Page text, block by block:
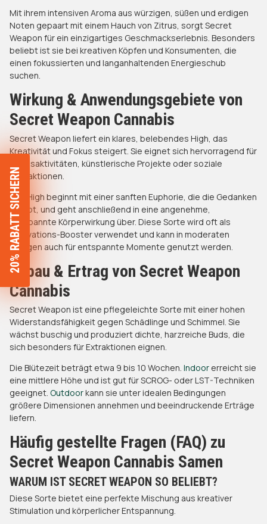
Mit ihrem intensiven Aroma aus würzigen, süßen und erdigen
Noten gepaart mit einem Hauch von Zitrus, sorgt Secret
Weapon für ein einzigartiges Geschmackserlebnis. Besonders
beliebt ist sie bei kreativen Köpfen und Konsumenten, die
einen fokussierten und langanhaltenden Energieschub
suchen.
Wirkung & Anwendungsgebiete von
Secret Weapon Cannabis
Secret Weapon liefert ein klares, belebendes High, das
Kreativität und Fokus steigert. Sie eignet sich hervorragend für
Tagesaktivitäten, künstlerische Projekte oder soziale
Interaktionen.
Das High beginnt mit einer sanften Euphorie, die die Gedanken
belebt, und geht anschließend in eine angenehme,
entspannte Körperwirkung über. Diese Sorte wird oft als
Motivations-Booster verwendet und kann in moderaten
Mengen auch für entspannte Momente genutzt werden.
Anbau & Ertrag von Secret Weapon
Cannabis
Secret Weapon ist eine pflegeleichte Sorte mit einer hohen
Widerstandsfähigkeit gegen Schädlinge und Schimmel. Sie
wächst buschig und produziert dichte, harzreiche Buds, die
sich besonders für Extraktionen eignen.
Die Blütezeit beträgt etwa 9 bis 10 Wochen. Indoor erreicht sie
eine mittlere Höhe und ist gut für SCROG- oder LST-Techniken
geeignet. Outdoorkann sie unter idealen Bedingungen
größere Dimensionen annehmen und beeindruckende Erträge
liefern.
Häufig gestellte Fragen (FAQ) zu
Secret Weapon Cannabis Samen
WARUM IST SECRET WEAPON SO BELIEBT?
Diese Sorte bietet eine perfekte Mischung aus kreativer
Stimulation und körperlicher Entspannung.
20% RABATT SICHERN